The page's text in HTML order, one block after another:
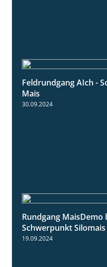
Feldrundgang AIch -
Mais
30.09.2024
Rundgang
Schwerpunkt Silomais
19.09.2024